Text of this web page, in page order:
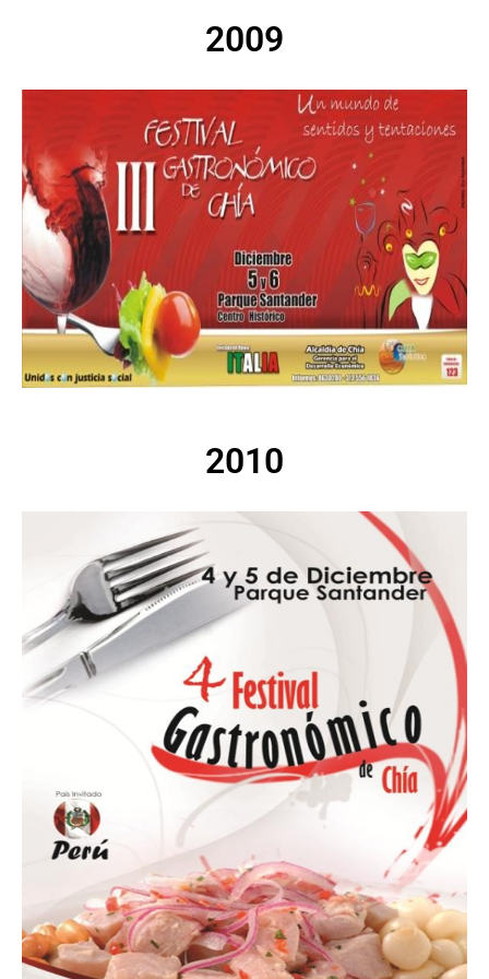
2009
2010